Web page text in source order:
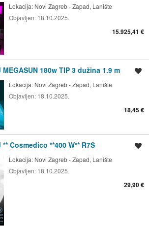
Lokacija: Novi Zagreb - Zapad, Lanište
Objavljen: 18.10.2025.
15.925,41 €
180w TIP 3 dužina 1.9 m
Lokacija: Novi Zagreb - Zapad, Lanište
Objavljen: 18.10.2025.
18,45 €
Cosmedico **400 W** R7S
Lokacija: Novi Zagreb - Zapad, Lanište
Objavljen: 18.10.2025.
29,90 €